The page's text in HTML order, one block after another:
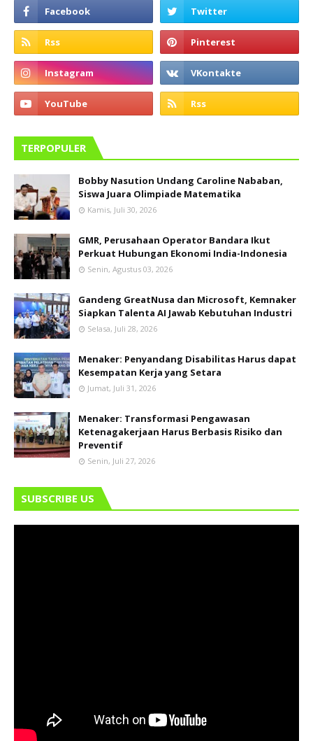
TERPOPULER
Bobby Nasution Undang Caroline Nababan,
Siswa Juara Olimpiade Matematika
Kamis, Juli 30, 2026
GMR, Perusahaan Operator Bandara Ikut
Perkuat Hubungan Ekonomi India-Indonesia
Senin, Agustus 03, 2026
Gandeng GreatNusa dan Microsoft, Kemnaker
Siapkan Talenta AI Jawab Kebutuhan Industri
Selasa, Juli 28, 2026
Menaker: Penyandang Disabilitas Harus dapat
Kesempatan Kerja yang Setara
Jumat, Juli 31, 2026
Menaker: Transformasi Pengawasan
Ketenagakerjaan Harus Berbasis Risiko dan
Preventif
Senin, Juli 27, 2026
SUBSCRIBE US